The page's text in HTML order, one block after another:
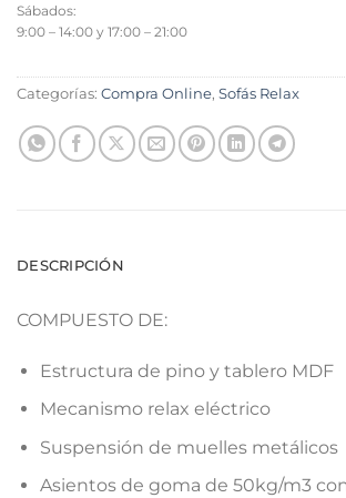
Sábados:
9:00 – 14:00 y 17:00 – 21:00
Categorías: Compra Online, Sofás Relax
DESCRIPCIÓN
COMPUESTO DE:
Estructura de pino y tablero MDF
Mecanismo relax eléctrico
Suspensión de muelles metálicos
Asientos de goma de 50kg/m3